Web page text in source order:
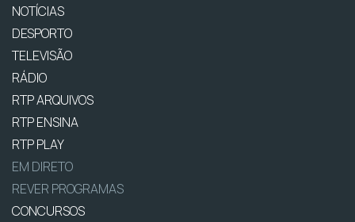
NOTÍCIAS
DESPORTO
TELEVISÃO
RÁDIO
RTP ARQUIVOS
RTP ENSINA
RTP PLAY
EM DIRETO
REVER PROGRAMAS
CONCURSOS